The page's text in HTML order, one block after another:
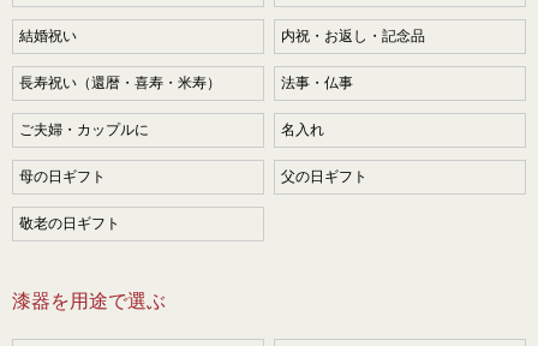
結婚祝い 内祝・お返し・記念品
長寿祝い（還暦・喜寿・米寿） 法事・仏事
ご夫婦・カップルに 名入れ
母の日ギフト 父の日ギフト
敬老の日ギフト
漆器を用途で選ぶ